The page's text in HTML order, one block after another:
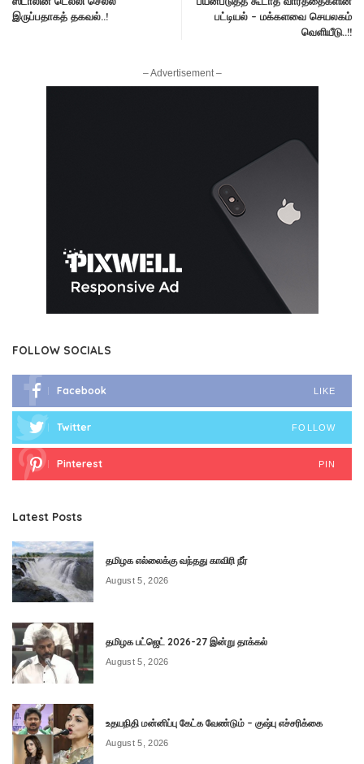
இருப்பதாகத் தகவல்..!
பட்டியல் – மக்களவை செயலகம்
வெளியீடு..!!
– Advertisement –
FOLLOW SOCIALS
Facebook LIKE
Twitter FOLLOW
Pinterest PIN
Latest Posts
தமிழக எல்லைக்கு வந்தது காவிரி நீர்
August 5, 2026
தமிழக பட்ஜெட் 2026-27 இன்று தாக்கல்
August 5, 2026
உதயநிதி மன்னிப்பு கேட்க வேண்டும் – குஷ்பு எச்சரிக்கை
August 5, 2026